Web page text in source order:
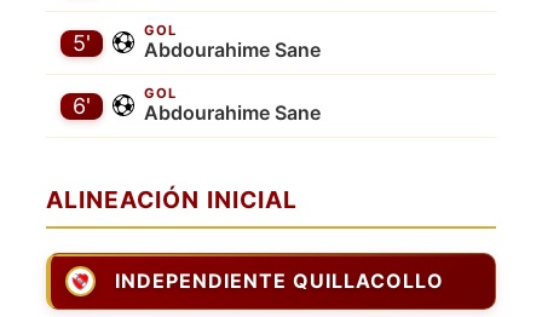
GOL
Abdourahime Sane
5'
GOL
Abdourahime Sane
6'
ALINEACIÓN INICIAL
INDEPENDIENTE QUILLACOLLO